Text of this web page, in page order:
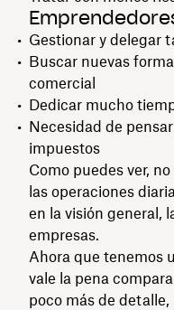
Gestionar y delegar
Buscar nuevas
comercial
Dedicar mucho
Necesidad de
impuestos
Como puedes ver,
las operaciones
en la visión general,
empresas.
Ahora que tenemos
vale la pena
poco más de